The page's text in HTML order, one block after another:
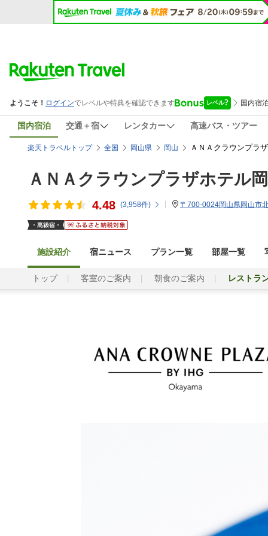
国内宿泊 交通＋宿 レンタカー 高速バス・ツアー
楽天トラベルトップ 全国 岡山県 岡山 ＡＮＡクラウンプラ
ＡＮＡクラウンプラザホテ
4.48 (3,958件) 〒700-0024岡山県岡山市
施設紹介 宿ニュース プラン一覧 部屋一覧
トップ 客室のご案内 朝食のご案内 レストラ